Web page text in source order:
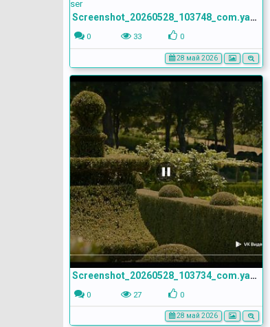
Screenshot_20260528_103748_com.yandex.browser
0 33 0
28 май 2026
Screenshot_20260528_103734_com.yandex.browser
0 27 0
28 май 2026